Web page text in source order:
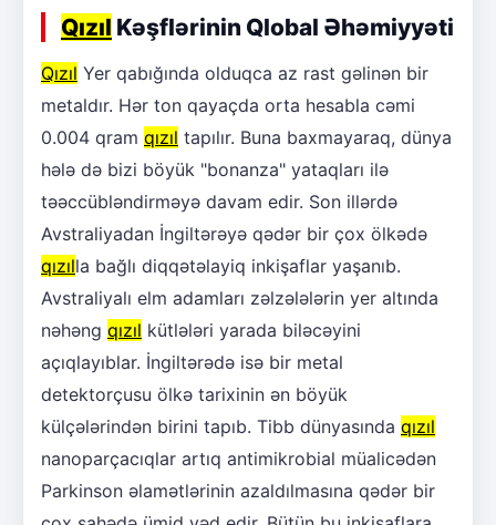
Qızıl Kəşflərinin Qlobal Əhəmiyyəti
Qızıl Yer qabığında olduqca az rast gəlinən bir
metaldır. Hər ton qayaçda orta hesabla cəmi
0.004 qram qızıl tapılır. Buna baxmayaraq, dünya
hələ də bizi böyük "bonanza" yataqları ilə
təəccübləndirməyə davam edir. Son illərdə
Avstraliyadan İngiltərəyə qədər bir çox ölkədə
qızılla bağlı diqqətəlayiq inkişaflar yaşanıb.
Avstraliyalı elm adamları zəlzələlərin yer altında
nəhəng qızıl kütlələri yarada biləcəyini
açıqlayıblar. İngiltərədə isə bir metal
detektorçusu ölkə tarixinin ən böyük
külçələrindən birini tapıb. Tibb dünyasında qızıl
nanoparçacıqlar artıq antimikrobial müalicədən
Parkinson əlamətlərinin azaldılmasına qədər bir